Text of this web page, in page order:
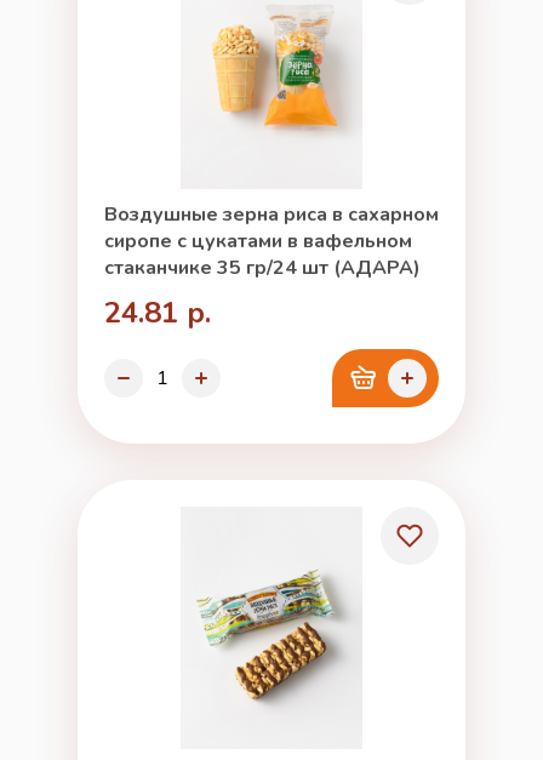
Воздушные зерна риса в сахарном
сиропе с цукатами в вафельном
стаканчике 35 гр/24 шт (АДАРА)
24.81 р.